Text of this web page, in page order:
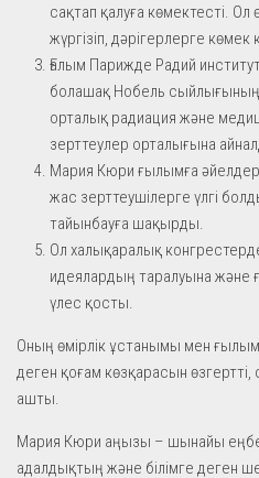
сақтап қалуға көмектесті. Ол
жүргізіп, дәрігерлерге көмек
Ғалым Парижде Радий
болашақ Нобель сыйлығының
орталық радиация және
зерттеулер орталығына
Мария Кюри ғылымға
жас зерттеушілерге үлгі
тайынбауға шақырды.
Ол халықаралық
идеялардың таралуына
үлес қосты.
Оның өмірлік ұстанымы мен
деген қоғам көзқарасын
ашты.
Мария Кюри аңызы – шынайы
адалдықтың және білімге деген